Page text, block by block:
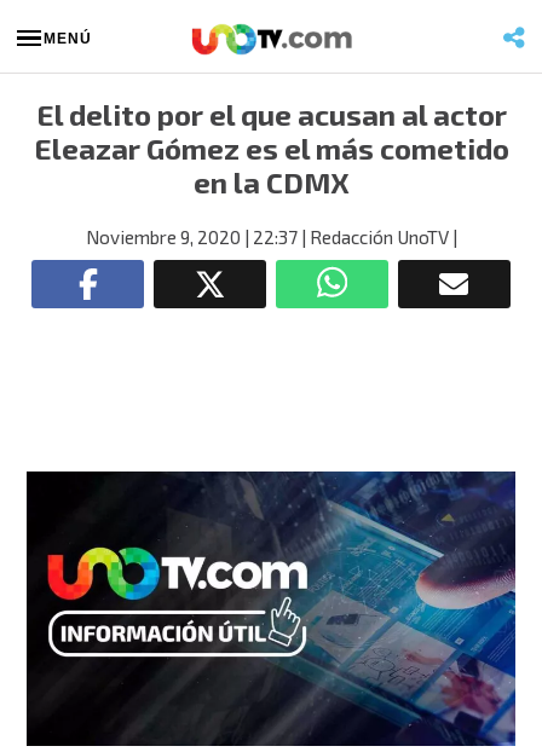
MENÚ
El delito por el que acusan al actor
Eleazar Gómez es el más cometido
en la CDMX
Noviembre 9, 2020 | 22:37| Redacción UnoTV|